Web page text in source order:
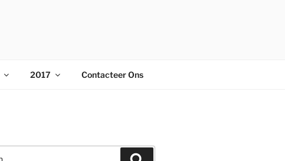
2017 Contacteer Ons